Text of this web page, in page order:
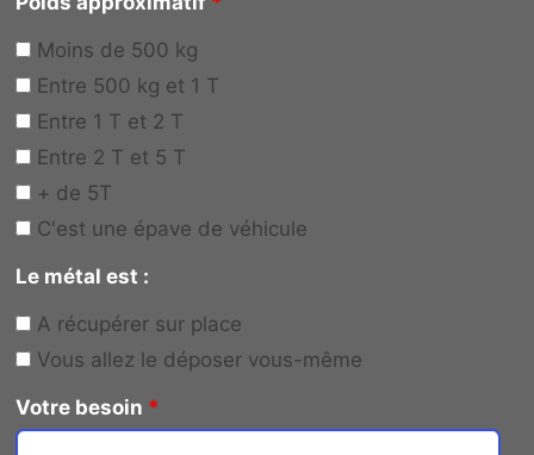
Moins de 500 kg
Entre 500 kg et 1 T
Entre 1 T et 2 T
Entre 2 T et 5 T
+ de 5T
C'est une épave de véhicule
Le métal est :
A récupérer sur place
Vous allez le déposer vous-même
Votre besoin *